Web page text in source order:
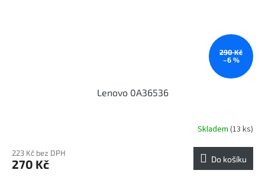
290 Kč
–6 %
Lenovo 0A36536
Skladem (13 ks)
223 Kč bez DPH
270 Kč Do košíku